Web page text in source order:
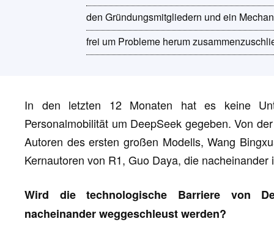
den Gründungsmitgliedern und ein
frei um Probleme herum
In den letzten 12 Monaten hat es keine
Personalmobilität um DeepSeek gegeben. Von
Autoren des ersten großen Modells, Wang
Kernautoren von R1, Guo Daya, die
Wird die technologische Barriere von
nacheinander weggeschleust werden?